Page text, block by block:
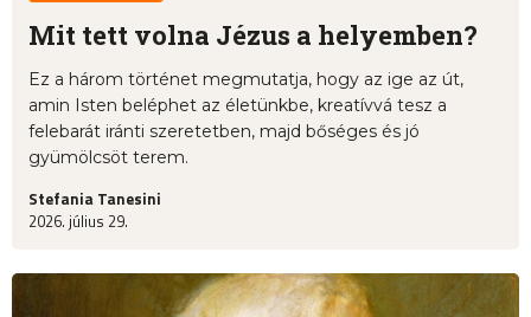
Mit tett volna Jézus a helyemben?
Ez a három történet megmutatja, hogy az ige az út,
amin Isten beléphet az életünkbe, kreatívvá tesz a
felebarát iránti szeretetben, majd bőséges és jó
gyümölcsöt terem.
Stefania Tanesini
2026. július 29.